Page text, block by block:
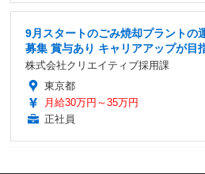
9月スタートのごみ焼却プラントの
募集 賞与あり キャリアアップが目
株式会社クリエイティブ採用課
東京都
月給30万円～35万円
正社員